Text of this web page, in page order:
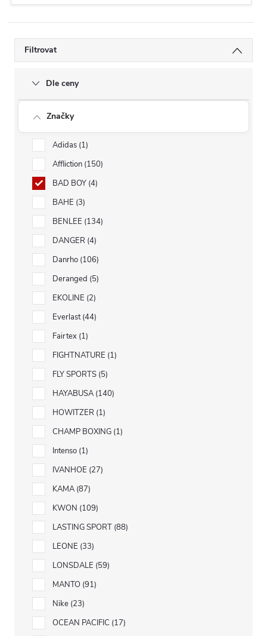
Filtrovat
Dle ceny
Značky
Adidas 1
Affliction 150
BAD BOY 4
BAHE 3
BENLEE 134
DANGER 4
Danrho 106
Deranged 5
EKOLINE 2
Everlast 44
Fairtex 1
FIGHTNATURE 1
FLY SPORTS 5
HAYABUSA 140
HOWITZER 1
CHAMP BOXING 1
Intenso 1
IVANHOE 27
KAMA 87
KWON 109
LASTING SPORT 88
LEONE 33
LONSDALE 59
MANTO 91
Nike 23
OCEAN PACIFIC 17